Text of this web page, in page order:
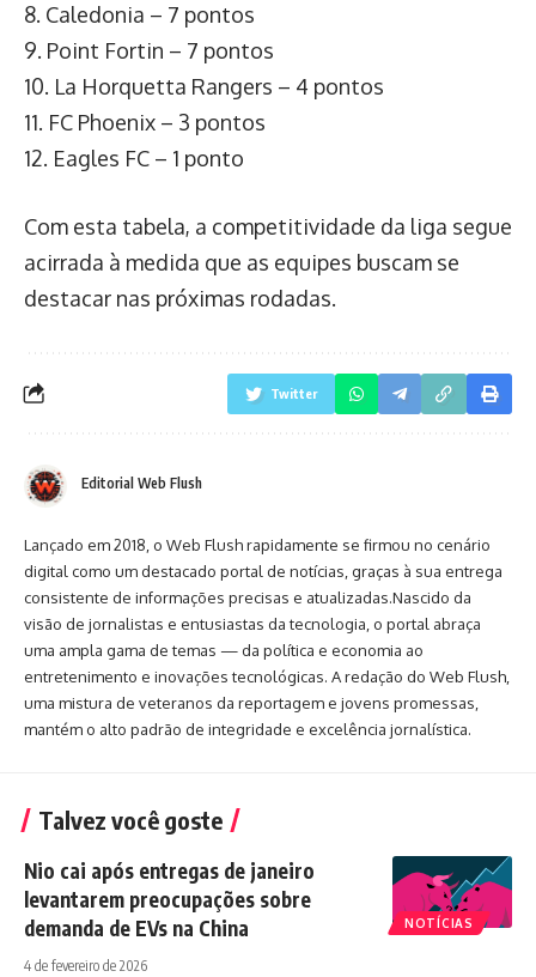
8. Caledonia – 7 pontos
9. Point Fortin – 7 pontos
10. La Horquetta Rangers – 4 pontos
11. FC Phoenix – 3 pontos
12. Eagles FC – 1 ponto
Com esta tabela, a competitividade da liga segue
acirrada à medida que as equipes buscam se
destacar nas próximas rodadas.
Twitter
Editorial Web Flush
Lançado em 2018, o Web Flush rapidamente se firmou no cenário
digital como um destacado portal de notícias, graças à sua entrega
consistente de informações precisas e atualizadas.Nascido da
visão de jornalistas e entusiastas da tecnologia, o portal abraça
uma ampla gama de temas — da política e economia ao
entretenimento e inovações tecnológicas. A redação do Web Flush,
uma mistura de veteranos da reportagem e jovens promessas,
mantém o alto padrão de integridade e excelência jornalística.
Talvez você goste
NOTÍCIAS
Nio cai após entregas de janeiro
levantarem preocupações sobre
demanda de EVs na China
4 de fevereiro de 2026